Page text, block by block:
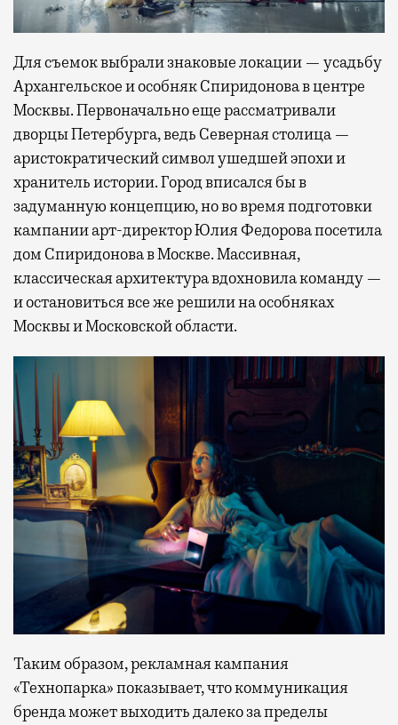
Для съемок выбрали знаковые локации — усадьбу
Архангельское и особняк Спиридонова в центре
Москвы. Первоначально еще рассматривали
дворцы Петербурга, ведь Северная столица —
аристократический символ ушедшей эпохи и
хранитель истории. Город вписался бы в
задуманную концепцию, но во время подготовки
кампании арт-директор Юлия Федорова посетила
дом Спиридонова в Москве. Массивная,
классическая архитектура вдохновила команду —
и остановиться все же решили на особняках
Москвы и Московской области.
Таким образом, рекламная кампания
«Технопарка» показывает, что коммуникация
бренда может выходить далеко за пределы